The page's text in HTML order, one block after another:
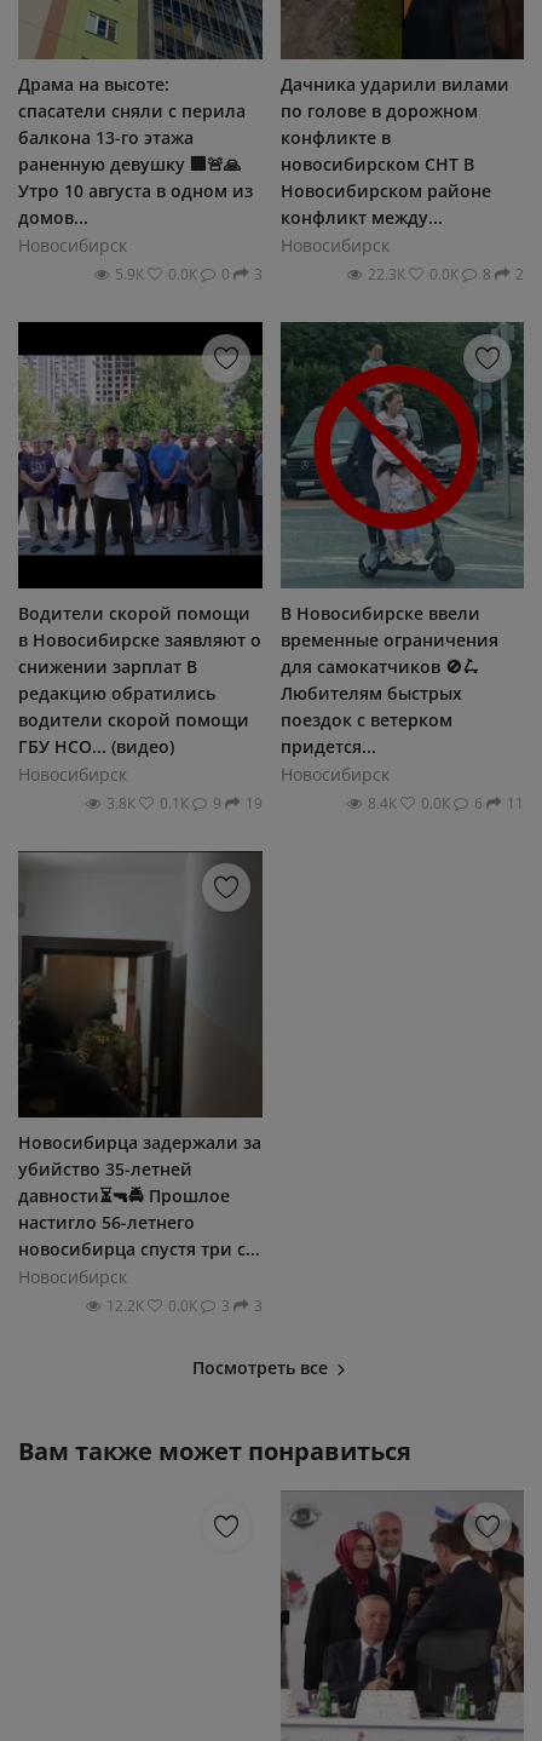
Драма на высоте:
спасатели сняли с перила
балкона 13-го этажа
раненную девушку 🏢🚨🙏
Утро 10 августа в одном из
домов...
Новосибирск
5.9К 0.0К 0 3
Дачника ударили вилами
по голове в дорожном
конфликте в
новосибирском СНТ В
Новосибирском районе
конфликт между...
Новосибирск
22.3К 0.0К 8 2
Водители скорой помощи
в Новосибирске заявляют о
снижении зарплат В
редакцию обратились
водители скорой помощи
ГБУ НСО... (видео)
Новосибирск
3.8К 0.1К 9 19
В Новосибирске ввели
временные ограничения
для самокатчиков 🚫🛴
Любителям быстрых
поездок с ветерком
придется...
Новосибирск
8.4К 0.0К 6 11
Новосибирца задержали за
убийство 35-летней
давности⏳🔫🚔 Прошлое
настигло 56-летнего
новосибирца спустя три с...
Новосибирск
12.2К 0.0К 3 3
Посмотреть все
Вам также может понравиться